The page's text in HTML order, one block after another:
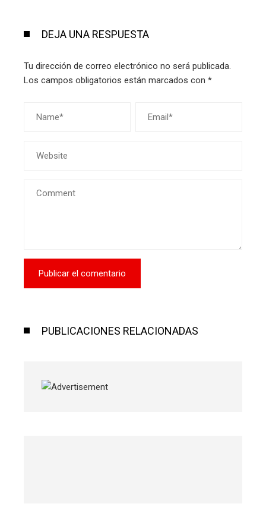
DEJA UNA RESPUESTA
Tu dirección de correo electrónico no será publicada.
Los campos obligatorios están marcados con *
PUBLICACIONES RELACIONADAS